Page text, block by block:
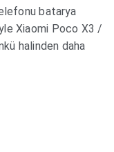
batarya
Xiaomi Poco X3 /
halinden daha